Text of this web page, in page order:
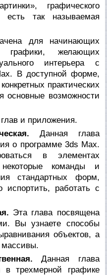
графического
так называемая
для начинающих
графики, желающих
интерьера с
В доступной форме,
практических
основные возможности
и приложения.
Данная глава
о программе 3ds Max.
в элементах
команды и
стандартных форм,
испортить, работать с
Эта глава посвящена
Вы узнаете способы
объектов, а
массивы.
Данная глава
в трехмерной графике